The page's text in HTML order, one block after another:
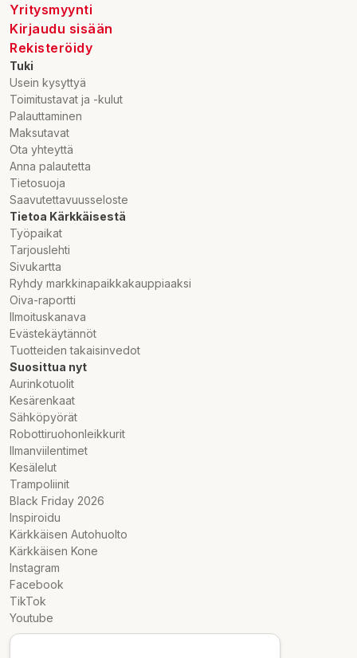
Yritysmyynti
Kirjaudu sisään
Rekisteröidy
Tuki
Usein kysyttyä
Toimitustavat ja -kulut
Palauttaminen
Maksutavat
Ota yhteyttä
Anna palautetta
Tietosuoja
Saavutettavuusseloste
Tietoa Kärkkäisestä
Työpaikat
Tarjouslehti
Sivukartta
Ryhdy markkinapaikkakauppiaaksi
Oiva-raportti
Ilmoituskanava
Evästekäytännöt
Tuotteiden takaisinvedot
Suosittua nyt
Aurinkotuolit
Kesärenkaat
Sähköpyörät
Robottiruohonleikkurit
Ilmanviilentimet
Kesälelut
Trampoliinit
Black Friday 2026
Inspiroidu
Kärkkäisen Autohuolto
Kärkkäisen Kone
Instagram
Facebook
TikTok
Youtube